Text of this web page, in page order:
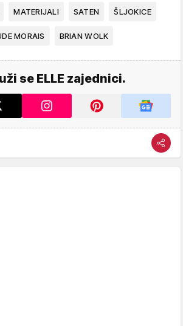
MATERIJALI SATEN ŠLJOKICE
MORAIS BRIAN WOLK
se ELLE zajednici.